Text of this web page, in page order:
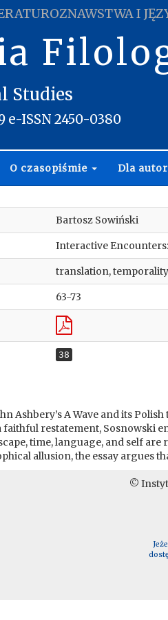
I
Studies
e-ISSN 2450-0380
O czasopiśmie Dla
Bartosz Sowiński
Interactive Encounters:
translation,
63-73
38
Ashbery’s A Wave and its
restatement, Sosnowski
time, language, and self
allusion, the essay argues
©